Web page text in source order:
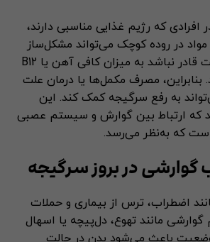
افرادی که رژیم غذایی مناسبی دارند،
در روده کوچک می‌تواند مشکل‌ساز
شود. بدن ممکن است قادر نباشد به میزان کافی آهن یا B12
بنابراین، مصرف مکمل‌ها یا درمان علت
به رفع سرگیجه کمک کند. این
که ارتباط بین گوارش و سیستم عصبی
که به‌نظر می‌رسد.
در بروز سرگیجه
اضطراب، ترس از بیماری و حملات
گوارشی مانند تهوع، دل‌پیچه یا اسهال
باعث می‌شود بدن در حالت